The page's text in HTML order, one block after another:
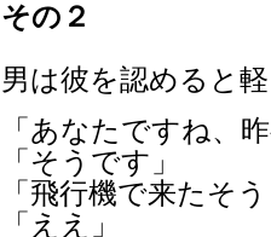
その２
男は彼を認めると
「あなたですね、
「そうです」
「飛行機で来たそ
「ええ」